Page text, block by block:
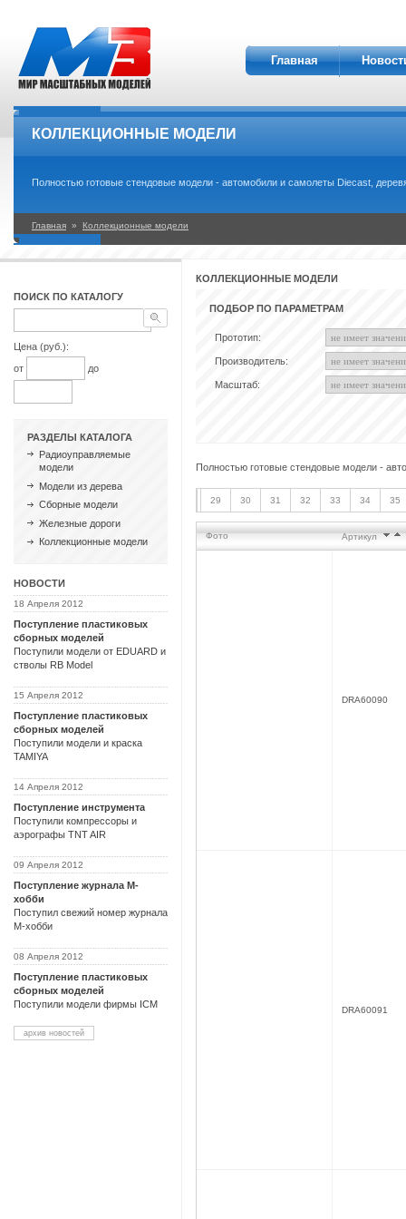
Главная
КОЛЛЕКЦИОННЫЕ МОДЕЛИ
Полностью готовые стендовые модели - автомобили и самолеты Diecast,
Главная » Коллекционные модели
ПОИСК ПО КАТАЛОГУ
Цена (руб.):
от
до
РАЗДЕЛЫ КАТАЛОГА
Радиоуправляемые
модели
Модели из дерева
Сборные модели
Железные дороги
Коллекционные модели
НОВОСТИ
18 Апреля 2012
Поступление пластиковых
сборных моделей
Поступили модели от EDUARD и
стволы RB Model
15 Апреля 2012
Поступление пластиковых
сборных моделей
Поступили модели и краска
TAMIYA
14 Апреля 2012
Поступление инструмента
Поступили компрессоры и
аэрографы TNT AIR
09 Апреля 2012
Поступление журнала М-
хобби
Поступил свежий номер журнала
М-хобби
08 Апреля 2012
Поступление пластиковых
сборных моделей
Поступили модели фирмы ICM
архив новостей
КОЛЛЕКЦИОННЫЕ МОДЕЛИ
ПОДБОР ПО ПАРАМЕТРАМ
Прототип:
Производитель:
Масштаб:
Полностью готовые стендовые модели -
29 30 31 32 33 34 35
Фото Артикул
DRA60090
DRA60091